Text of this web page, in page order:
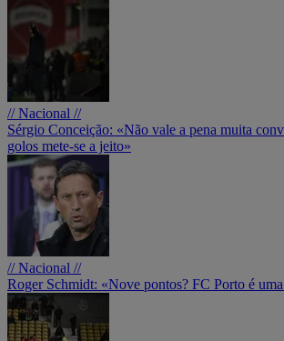
// Nacional //
Sérgio Conceição: «Não vale a pena muita
golos mete-se a jeito»
// Nacional //
Roger Schmidt: «Nove pontos? FC Porto é